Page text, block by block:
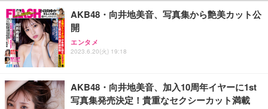
AKB48・向井地美音、写真集から艶美カット公
開
エンタメ
2023.6.20(火) 19:18
AKB48・向井地美音、加入10周年イヤーに1st
写真集発売決定！貴重なセクシーカット満載